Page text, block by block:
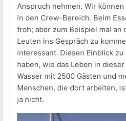
Anspruch nehmen. Wir
in den Crew-Bereich. Beim
froh; aber zum Beispiel mal an
Leuten ins Gespräch zu
interessant. Diesen Einblick
haben, wie das Leben in
Wasser mit 2500 Gästen und
Menschen, die dort arbeiten,
ja nicht.